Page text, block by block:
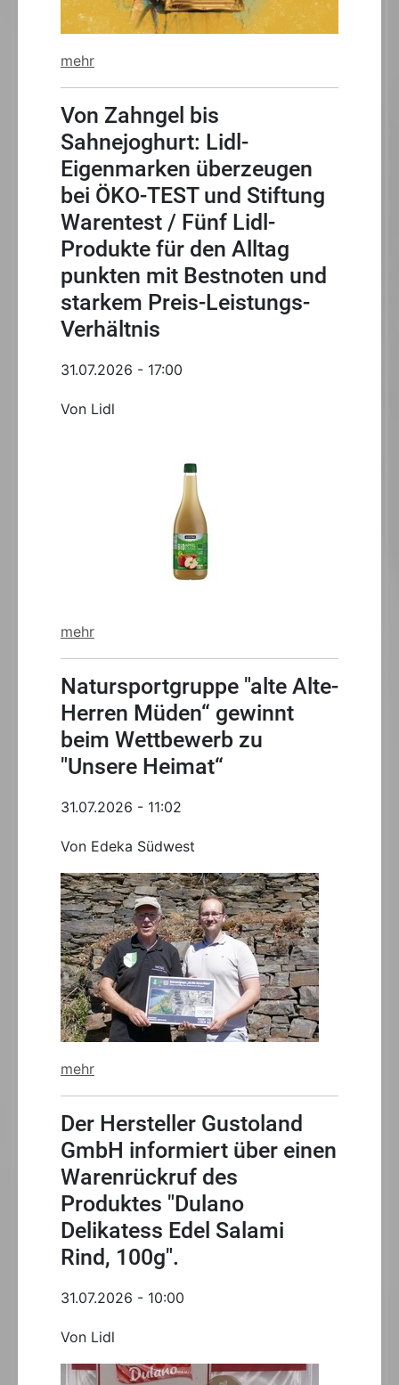
mehr
Von Zahngel bis
Sahnejoghurt: Lidl-
Eigenmarken überzeugen
bei ÖKO-TEST und Stiftung
Warentest / Fünf Lidl-
Produkte für den Alltag
punkten mit Bestnoten und
starkem Preis-Leistungs-
Verhältnis
31.07.2026 - 17:00
Von Lidl
mehr
Natursportgruppe "alte Alte-
Herren Müden“ gewinnt
beim Wettbewerb zu
"Unsere Heimat“
31.07.2026 - 11:02
Von Edeka Südwest
mehr
Der Hersteller Gustoland
GmbH informiert über einen
Warenrückruf des
Produktes "Dulano
Delikatess Edel Salami
Rind, 100g".
31.07.2026 - 10:00
Von Lidl